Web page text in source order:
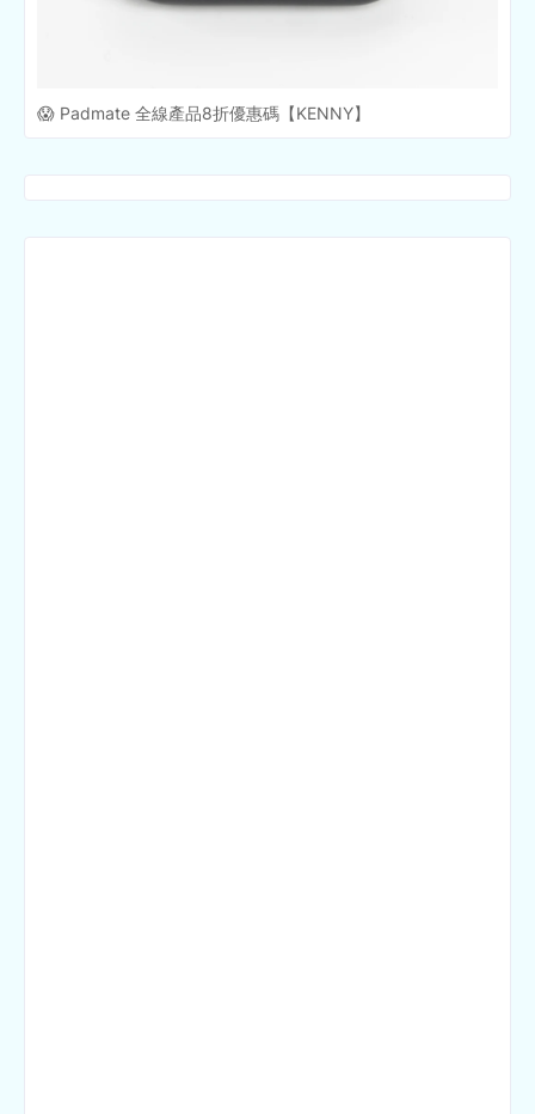
😱 Padmate 全線產品8折優惠碼【KENNY】